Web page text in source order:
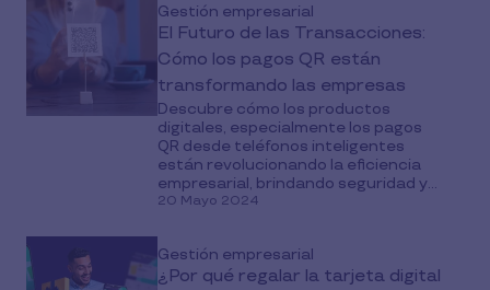
Gestión empresarial
El Futuro de las Transacciones:
Cómo los pagos QR están
transformando las empresas
Descubre cómo los productos
digitales, especialmente los pagos
QR desde teléfonos inteligentes
están revolucionando la eficiencia
empresarial, brindando seguridad y...
20 Mayo 2024
Gestión empresarial
¿Por qué regalar la tarjeta digital